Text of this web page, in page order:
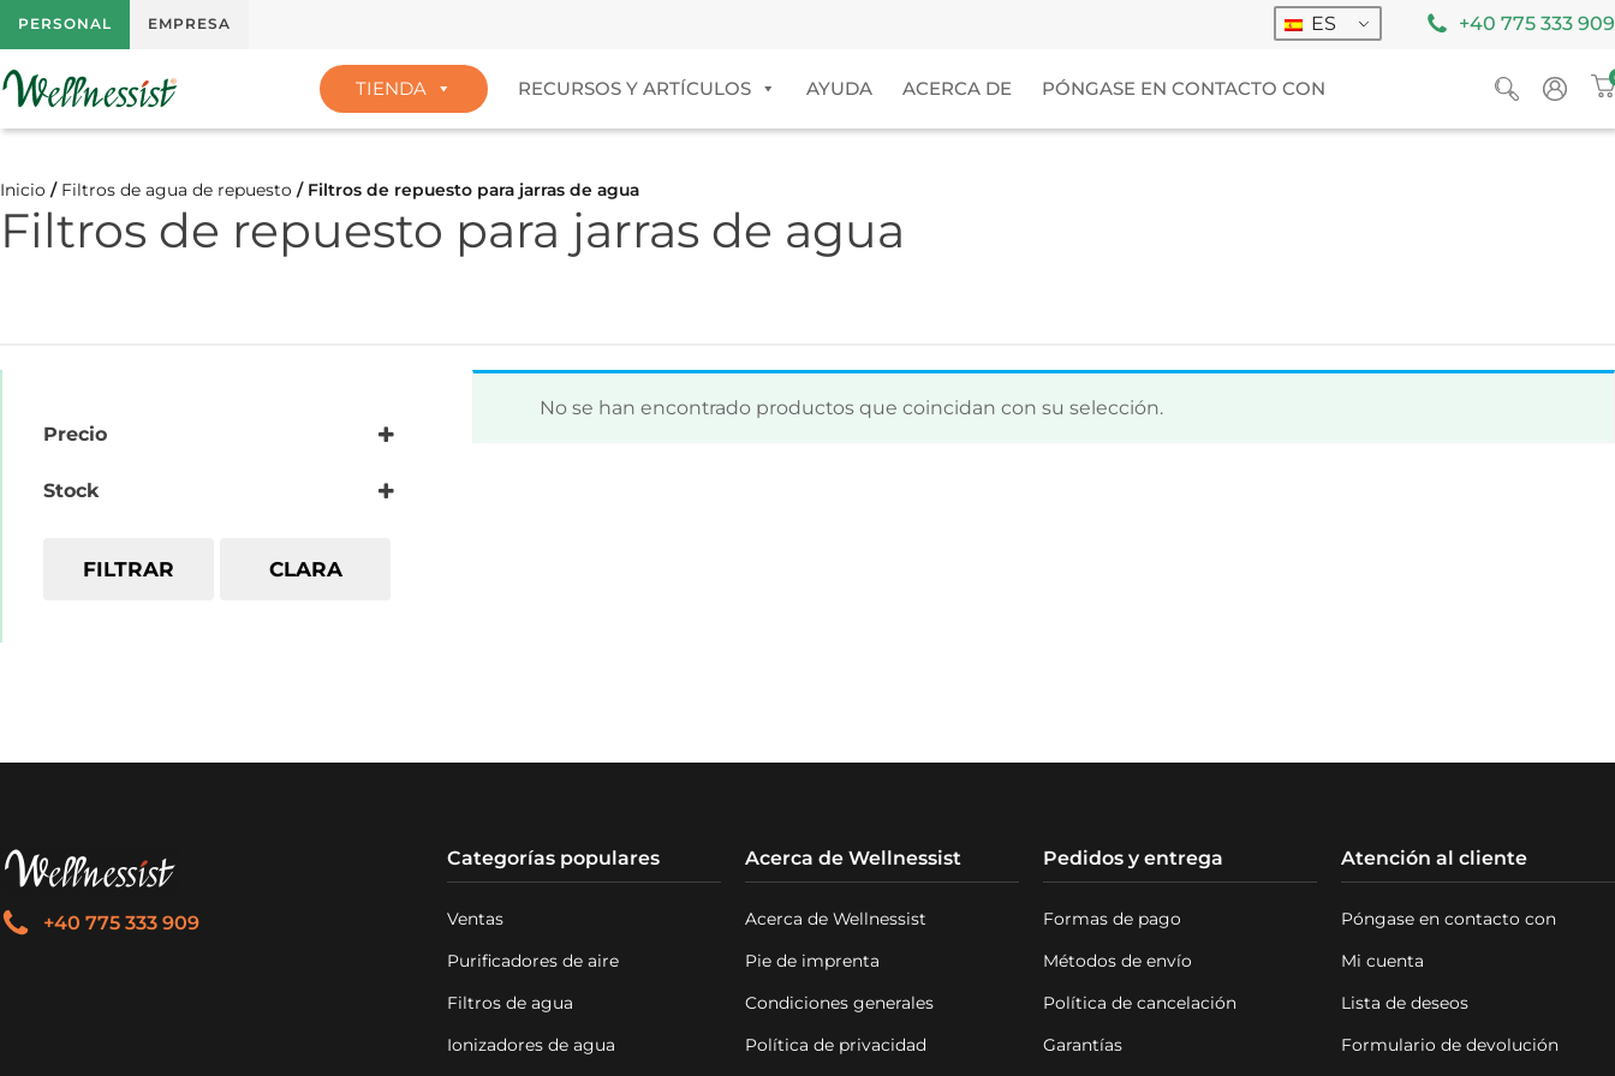
PERSONAL EMPRESA ES +40 775 333 909
TIENDA RECURSOS Y ARTÍCULOS AYUDA ACERCA DE PÓNGASE EN CONTACTO CON
Inicio / Filtros de agua de repuesto / Filtros de repuesto para jarras de agua
Filtros de repuesto para jarras de agua
Precio
Stock
FILTRAR CLARA
No se han encontrado productos que coincidan con su selección.
+40 775 333 909
Categorías populares
Ventas
Purificadores de aire
Filtros de agua
Ionizadores de agua
Acerca de Wellnessist
Acerca de Wellnessist
Pie de imprenta
Condiciones generales
Política de privacidad
Pedidos y entrega
Formas de pago
Métodos de envío
Política de cancelación
Garantías
Atención al cliente
Póngase en contacto con
Mi cuenta
Lista de deseos
Formulario de devolución